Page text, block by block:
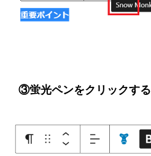
③蛍光ペンをクリックする